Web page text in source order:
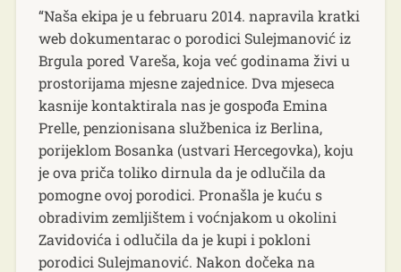
“Naša ekipa je u februaru 2014. napravila kratki
web dokumentarac o porodici Sulejmanović iz
Brgula pored Vareša, koja već godinama živi u
prostorijama mjesne zajednice. Dva mjeseca
kasnije kontaktirala nas je gospođa Emina
Prelle, penzionisana službenica iz Berlina,
porijeklom Bosanka (ustvari Hercegovka), koju
je ova priča toliko dirnula da je odlučila da
pomogne ovoj porodici. Pronašla je kuću s
obradivim zemljištem i voćnjakom u okolini
Zavidovića i odlučila da je kupi i pokloni
porodici Sulejmanović. Nakon dočeka na